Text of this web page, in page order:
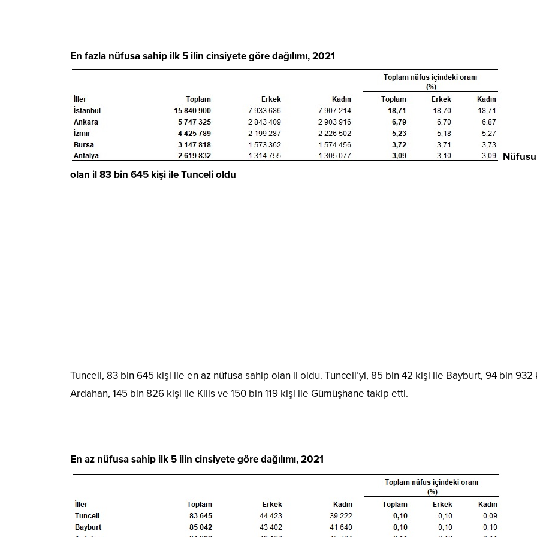
En fazla nüfusa sahip ilk 5 ilin cinsiyete göre dağılımı, 2021
olan il 83 bin 645 kişi ile Tunceli oldu
Tunceli, 83 bin 645 kişi ile en az nüfusa sahip olan il oldu. Tunceli’yi, 85 bin 42 kişi ile Bayburt, 94 bin 932
Ardahan, 145 bin 826 kişi ile Kilis ve 150 bin 119 kişi ile Gümüşhane takip etti.
En az nüfusa sahip ilk 5 ilin cinsiyete göre dağılımı, 2021